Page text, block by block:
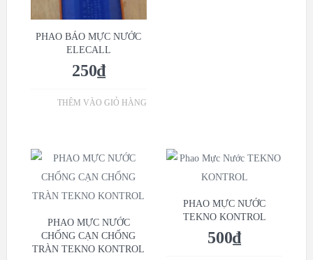
PHAO BÁO MỰC NƯỚC
ELECALL
250₫
THÊM VÀO GIỎ HÀNG
PHAO MỰC NƯỚC
CHỐNG CẠN CHỐNG
TRÀN TEKNO KONTROL
PHAO MỰC NƯỚC
TEKNO KONTROL
500₫